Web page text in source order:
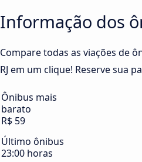
Informação dos
Compare todas as viações de
RJ em um clique! Reserve sua
Ônibus mais
barato
R$ 59
Último ônibus
23:00 horas